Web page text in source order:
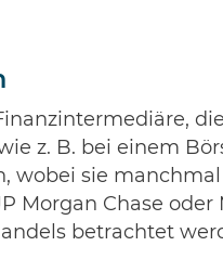
z. B. bei einem
wobei sie
Morgan Chase
betrachtet